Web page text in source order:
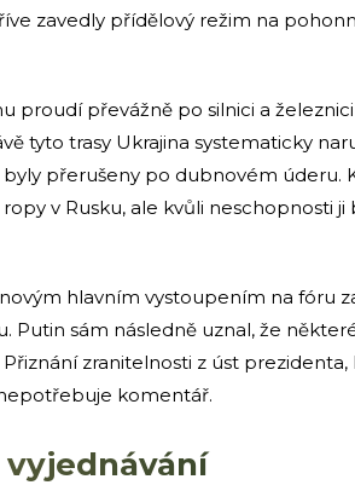
zavedly přídělový režim na
proudí převážně po silnici a
tyto trasy Ukrajina systematicky
přerušeny po dubnovém úderu.
v Rusku, ale kvůli neschopnosti
hlavním vystoupením na fóru
sám následně uznal, že
zranitelnosti z úst
komentář.
vyjednávání